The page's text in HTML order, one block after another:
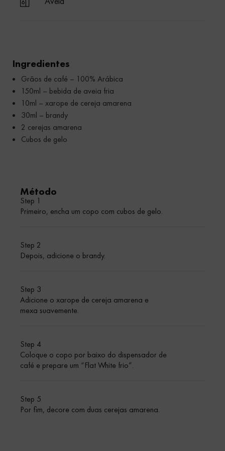
Ingredientes
Grãos de café – 100% Arábica
150ml – bebida de aveia fria
10ml – xarope de cereja amarena
30ml – brandy
2 cerejas amarena
Cubos de gelo
Método
Step 1
Primeiro, encha um copo com cubos de gelo.
Step 2
Depois, adicione o brandy.
Step 3
Adicione o xarope de cereja amarena e
mexa suavemente.
Step 4
Coloque o copo por baixo do dispensador de
café e prepare um “Flat White frio”.
Step 5
Por fim, decore com duas cerejas amarena.